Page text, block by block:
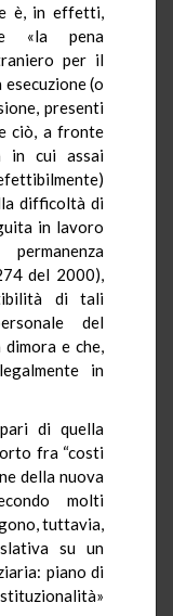
è, in effetti,
«la pena
per il
(o
presenti
ciò, a fronte
in cui assai
difficoltà di
in lavoro
del 2000),
di tali
del
e che,
in
di quella
fra “costi
della nuova
molti
tuttavia,
su un
piano di